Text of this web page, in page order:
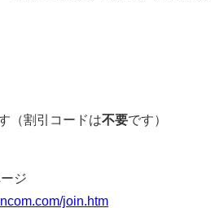
（割引コードは不要です）
ジ
join.htm